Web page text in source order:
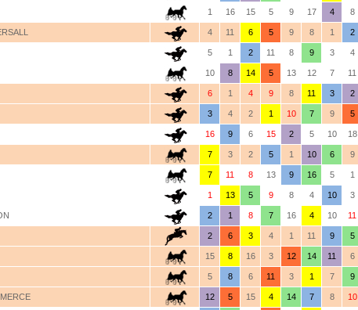
1 16 15 5 9 17 4 8
4 11 6 5 9 8 1 2
5 1 2 11 8 9 3 4
10 8 14 5 13 12 7 11
6 1 4 9 8 11 3 2
3 4 2 1 10 7 9 5
16 9 6 15 2 5 10 18
7 3 2 5 1 10 6 9
7 11 8 13 9 16 5 1
1 13 5 9 8 4 10 3
2 1 8 7 16 4 10 11
2 6 3 4 1 11 9 5
15 8 16 3 12 14 11 6
5 8 6 11 3 1 7 9
12 5 15 4 14 7 8 10